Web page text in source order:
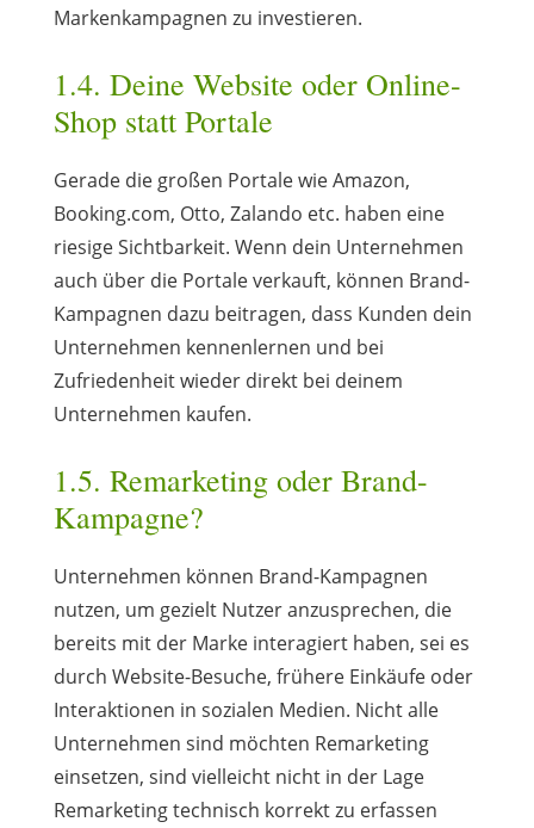
Markenkampagnen zu investieren.
1.4. Deine Website oder Online-
Shop statt Portale
Gerade die großen Portale wie Amazon,
Booking.com, Otto, Zalando etc. haben eine
riesige Sichtbarkeit. Wenn dein Unternehmen
auch über die Portale verkauft, können Brand-
Kampagnen dazu beitragen, dass Kunden dein
Unternehmen kennenlernen und bei
Zufriedenheit wieder direkt bei deinem
Unternehmen kaufen.
1.5. Remarketing oder Brand-
Kampagne?
Unternehmen können Brand-Kampagnen
nutzen, um gezielt Nutzer anzusprechen, die
bereits mit der Marke interagiert haben, sei es
durch Website-Besuche, frühere Einkäufe oder
Interaktionen in sozialen Medien. Nicht alle
Unternehmen sind möchten Remarketing
einsetzen, sind vielleicht nicht in der Lage
Remarketing technisch korrekt zu erfassen